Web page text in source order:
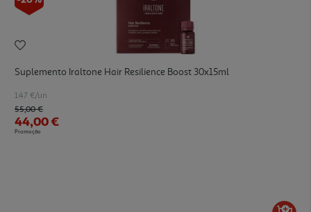
Suplemento Iraltone Hair Resilience Boost 30x15ml
1.47 €/un
Price reduced from
55,00 €to
44,00 €
Promoção